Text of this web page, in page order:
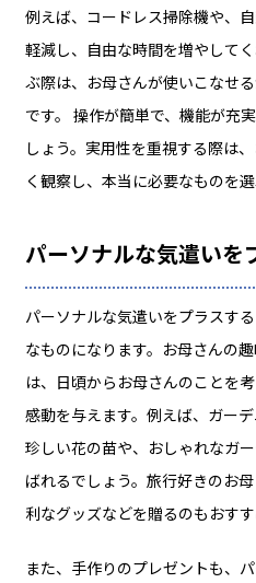
例えば、コードレス掃除機や、
軽減し、自由な時間を増やして
ぶ際は、お母さんが使いこなせ
です。 操作が簡単で、機能が充
しょう。実用性を重視する際は
く観察し、本当に必要なものを
パーソナルな気遣いを
パーソナルな気遣いをプラスす
なものになります。お母さんの
は、日頃からお母さんのことを
感動を与えます。例えば、ガー
珍しい花の苗や、おしゃれなガ
ばれるでしょう。旅行好きのお
利なグッズなどを贈るのもおすす
また、手作りのプレゼントも、